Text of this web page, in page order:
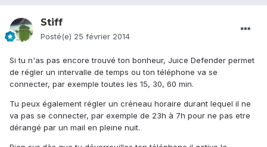
Stiff
Posté(e) 25 février 2014
Si tu n'as pas encore trouvé ton bonheur, Juice Defender permet
de régler un intervalle de temps ou ton téléphone va se
connecter, par exemple toutes les 15, 30, 60 min.
Tu peux également régler un créneau horaire durant lequel il ne
va pas se connecter, par exemple de 23h à 7h pour ne pas etre
dérangé par un mail en pleine nuit.